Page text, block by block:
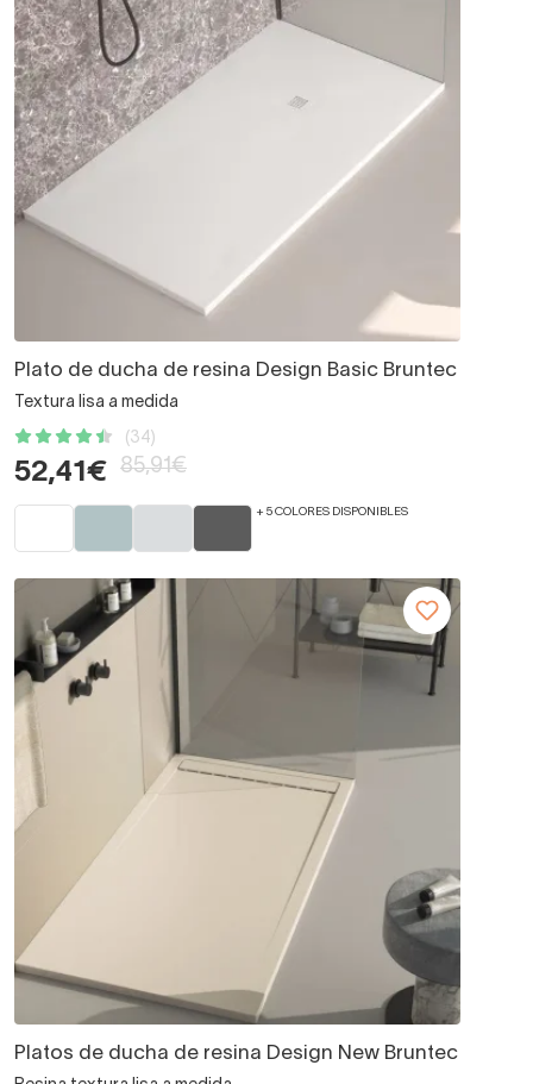
Plato de ducha de resina Design Basic Bruntec
Textura lisa a medida
(34)
52,41€ 85,91€
+ 5 COLORES DISPONIBLES
Platos de ducha de resina Design New Bruntec